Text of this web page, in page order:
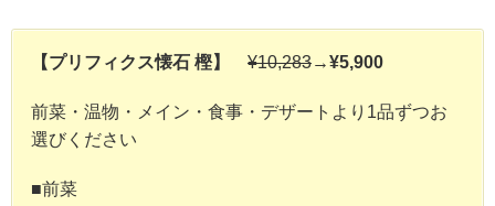
【プリフィクス懐石 樫】 ¥10,283→¥5,900
前菜・温物・メイン・食事・デザートより1品ずつお
選びください
■前菜